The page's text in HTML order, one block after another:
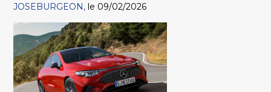
JOSEBURGEON le 09/02/2026